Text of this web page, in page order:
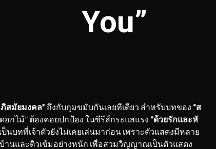
You”
สมัยมงคล” ถึงกับกุมขมับกันเลยทีเดียว สำหรับบทของ “ส
อกไม้” ต้องคอยปกป้อง ในซีรีส์กระแสแรง “ด้วยรักและหั
ป็นบทที่เจ้าตัวยังไม่เคยเล่นมาก่อน เพราะตัวแสดงมีหลาย
นและติวเข้มอย่างหนัก เพื่อสวมวิญญาณเป็นตัวแสดง